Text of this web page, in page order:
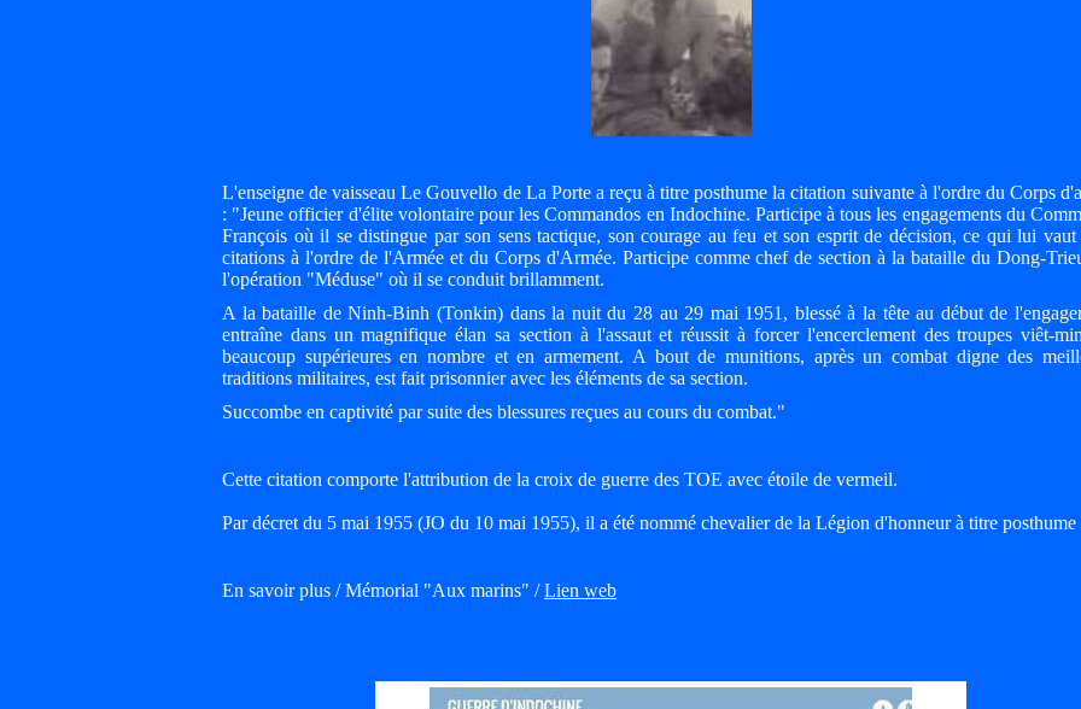
L'enseigne de vaisseau Le Gouvello de La Porte a reçu à titre posthume la citation suivante à l'ordre du Corps
: "Jeune officier d'élite volontaire pour les Commandos en Indochine. Participe à tous les engagements du
François où il se distingue par son sens tactique, son courage au feu et son esprit de décision, ce qui lui vaut
citations à l'ordre de l'Armée et du Corps d'Armée. Participe comme chef de section à la bataille du Dong-
l'opération "Méduse" où il se conduit brillamment.
A la bataille de Ninh-Binh (Tonkin) dans la nuit du 28 au 29 mai 1951, blessé à la tête au début de
entraîne dans un magnifique élan sa section à l'assaut et réussit à forcer l'encerclement des troupes viêt-
beaucoup supérieures en nombre et en armement. A bout de munitions, après un combat digne des
traditions militaires, est fait prisonnier avec les éléments de sa section.
Succombe en captivité par suite des blessures reçues au cours du combat."
Cette citation comporte l'attribution de la croix de guerre des TOE avec étoile de vermeil.
Par décret du 5 mai 1955 (JO du 10 mai 1955), il a été nommé chevalier de la Légion d'honneur à titre posthume
En savoir plus / Mémorial "Aux marins" /Lien web